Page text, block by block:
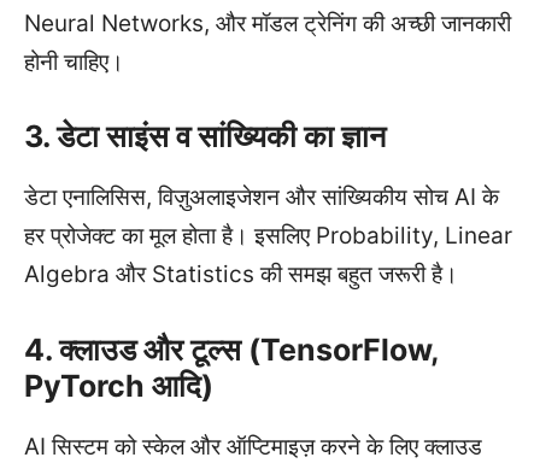
Neural Networks, और मॉडल ट्रेनिंग की अच्छी जानकारी
होनी चाहिए।
3. डेटा साइंस व सांख्यिकी का ज्ञान
डेटा एनालिसिस, विज़ुअलाइजेशन और सांख्यिकीय सोच AI के
हर प्रोजेक्ट का मूल होता है। इसलिए Probability, Linear
Algebra और Statistics की समझ बहुत जरूरी है।
4. क्लाउड और टूल्स (TensorFlow,
PyTorch आदि)
AI सिस्टम को स्केल और ऑप्टिमाइज़ करने के लिए क्लाउड